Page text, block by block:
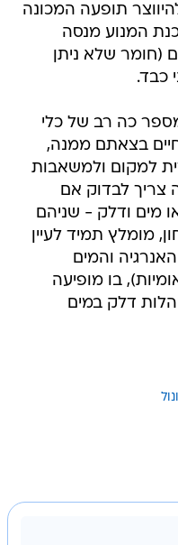
תופעה המכונה
המנוע מנסה
(חומר שלא ניתן
כבד.
כה רב של כלי
בצאתם ממנה,
למקום ולמשאבות
צריך לבדוק אם
מים ודלק - שניהם
מומלץ תמיד לעיין
והמים
בו מופיעה
דלק במים 